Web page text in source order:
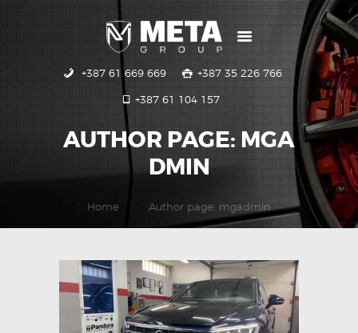
+387 61 669 669 +387 35 226 766
+387 61 104 157
AUTHOR PAGE: MGA
DMIN
Home Author page: mgadmin
POČETNA
USLUGE
GALERIJA
KONTAKT